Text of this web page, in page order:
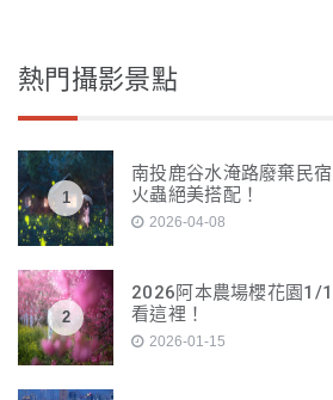
熱門攝影景點
1
南投鹿谷水淹路廢棄民
火蟲絕美搭配！
2026-04-08
2
2026阿本農場櫻花園1/
看這裡！
2026-01-15